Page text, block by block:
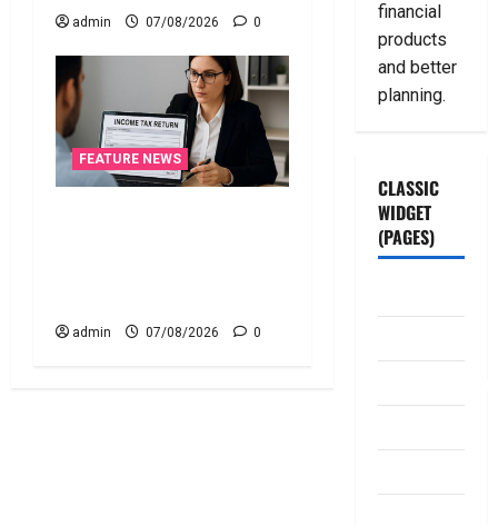
admin 07/08/2026 0
FEATURE NEWS
admin 07/08/2026 0
financial
products
and better
planning.
CLASSIC
WIDGET
(PAGES)